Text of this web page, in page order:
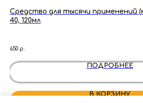
Средство для тысячи применений
40, 120мл
650 р.
ПОДРОБНЕЕ
В КОРЗИНУ